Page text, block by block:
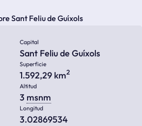
Sant Feliu de Guíxols
Capital
Sant Feliu de Guíxols
Superficie
1.592,29 km2
Altitud
3 msnm
Longitud
3.02869534